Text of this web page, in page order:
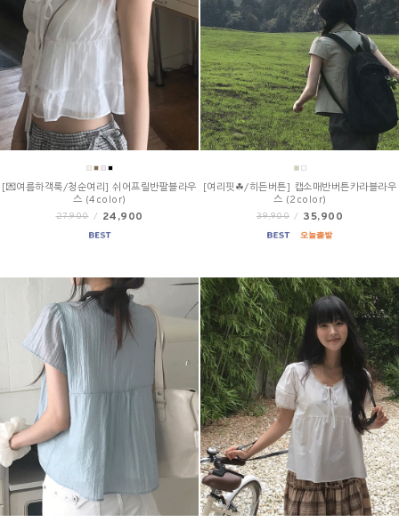
[💌여름하객룩/청순여리] 쉬어프릴반팔블라우
스 (4color)
27,900 / 24,900
[여리핏☘/히든버튼] 캡소매반버튼카라블라우
스 (2color)
39,900 / 35,900